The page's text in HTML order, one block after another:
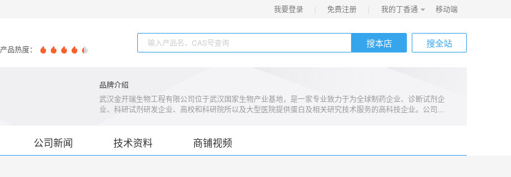
我要登录 免费注册 我的丁香通 移动端
产品热度：
搜本店 搜全站
品牌介绍
武汉金开瑞生物工程有限公司位于武汉国家生物产业基地，是一家专业致力于为全球制药企业、诊断试剂企
业、科研试剂研发企业、高校和科研院所以及大型医院提供蛋白及相关研究技术服务的高科技企业。公司成
月，已支持客户发表科研论文达800+篇，累计影响因子4000+。
公司新闻 技术资料 商铺视频